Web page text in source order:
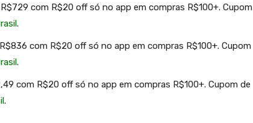
com R$20 off só no app em compras R$100+. Cupom
.
com R$20 off só no app em compras R$100+. Cupom
.
com R$20 off só no app em compras R$100+. Cupom de
.